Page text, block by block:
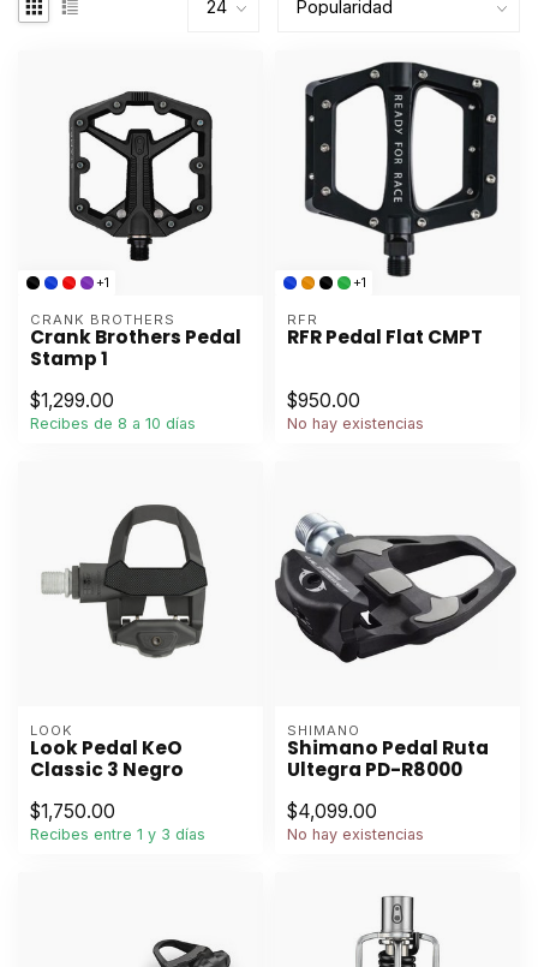
+1
CRANK BROTHERS
Crank Brothers Pedal
Stamp 1
$1,299.00
Recibes de 8 a 10 días
+1
RFR
RFR Pedal Flat CMPT
$950.00
No hay existencias
LOOK
Look Pedal KeO
Classic 3 Negro
$1,750.00
Recibes entre 1 y 3 días
SHIMANO
Shimano Pedal Ruta
Ultegra PD-R8000
$4,099.00
No hay existencias